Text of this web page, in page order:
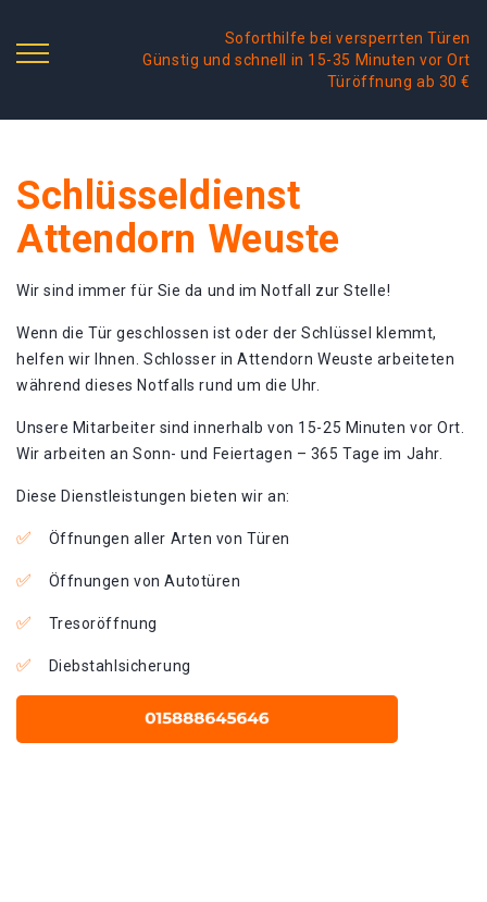
Soforthilfe bei versperrten Türen
Günstig und schnell in 15-35 Minuten vor Ort
Türöffnung ab 30 €
Schlüsseldienst
Attendorn Weuste
Wir sind immer für Sie da und im Notfall zur Stelle!
Wenn die Tür geschlossen ist oder der Schlüssel klemmt,
helfen wir Ihnen. Schlosser in Attendorn Weuste arbeiteten
während dieses Notfalls rund um die Uhr.
Unsere Mitarbeiter sind innerhalb von 15-25 Minuten vor Ort.
Wir arbeiten an Sonn- und Feiertagen – 365 Tage im Jahr.
Diese Dienstleistungen bieten wir an:
Öffnungen aller Arten von Türen
Öffnungen von Autotüren
Tresoröffnung
Diebstahlsicherung